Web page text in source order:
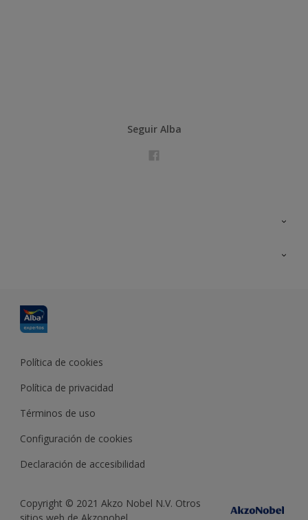
Seguir Alba
Política de cookies
Política de privacidad
Términos de uso
Configuración de cookies
Declaración de accesibilidad
Copyright © 2021 Akzo Nobel N.V. Otros
sitios web de Akzonobel